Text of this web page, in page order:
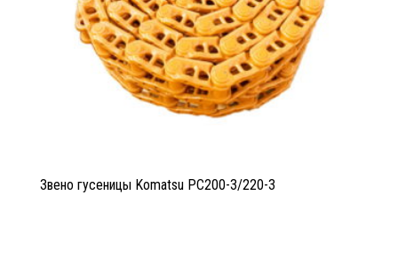
Звено гусеницы Komatsu PC200-3/220-3